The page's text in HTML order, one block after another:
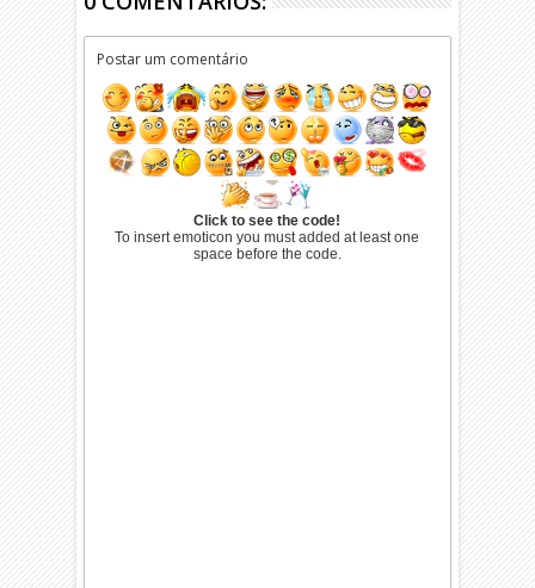
Postar um comentário
Click to see the code!
To insert emoticon you must added at least one
space before the code.